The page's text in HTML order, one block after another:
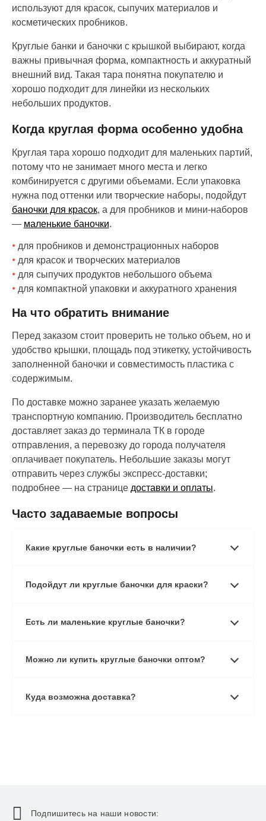
используют для красок, сыпучих материалов и
косметических пробников.
Круглые банки и баночки с крышкой выбирают, когда
важны привычная форма, компактность и аккуратный
внешний вид. Такая тара понятна покупателю и
хорошо подходит для линейки из нескольких
небольших продуктов.
Когда круглая форма особенно удобна
Круглая тара хорошо подходит для маленьких партий,
потому что не занимает много места и легко
комбинируется с другими объемами. Если упаковка
нужна под оттенки или творческие наборы, подойдут
баночки для красок, а для пробников и мини-наборов
— маленькие баночки.
для пробников и демонстрационных наборов
для красок и творческих материалов
для сыпучих продуктов небольшого объема
для компактной упаковки и аккуратного хранения
На что обратить внимание
Перед заказом стоит проверить не только объем, но и
удобство крышки, площадь под этикетку, устойчивость
заполненной баночки и совместимость пластика с
содержимым.
По доставке можно заранее указать желаемую
транспортную компанию. Производитель бесплатно
доставляет заказ до терминала ТК в городе
отправления, а перевозку до города получателя
оплачивает покупатель. Небольшие заказы могут
отправить через службы экспресс-доставки;
подробнее — на странице доставки и оплаты.
Часто задаваемые вопросы
Какие круглые баночки есть в наличии?
Подойдут ли круглые баночки для краски?
Есть ли маленькие круглые баночки?
Можно ли купить круглые баночки оптом?
Куда возможна доставка?
Подпишитесь на наши новости: